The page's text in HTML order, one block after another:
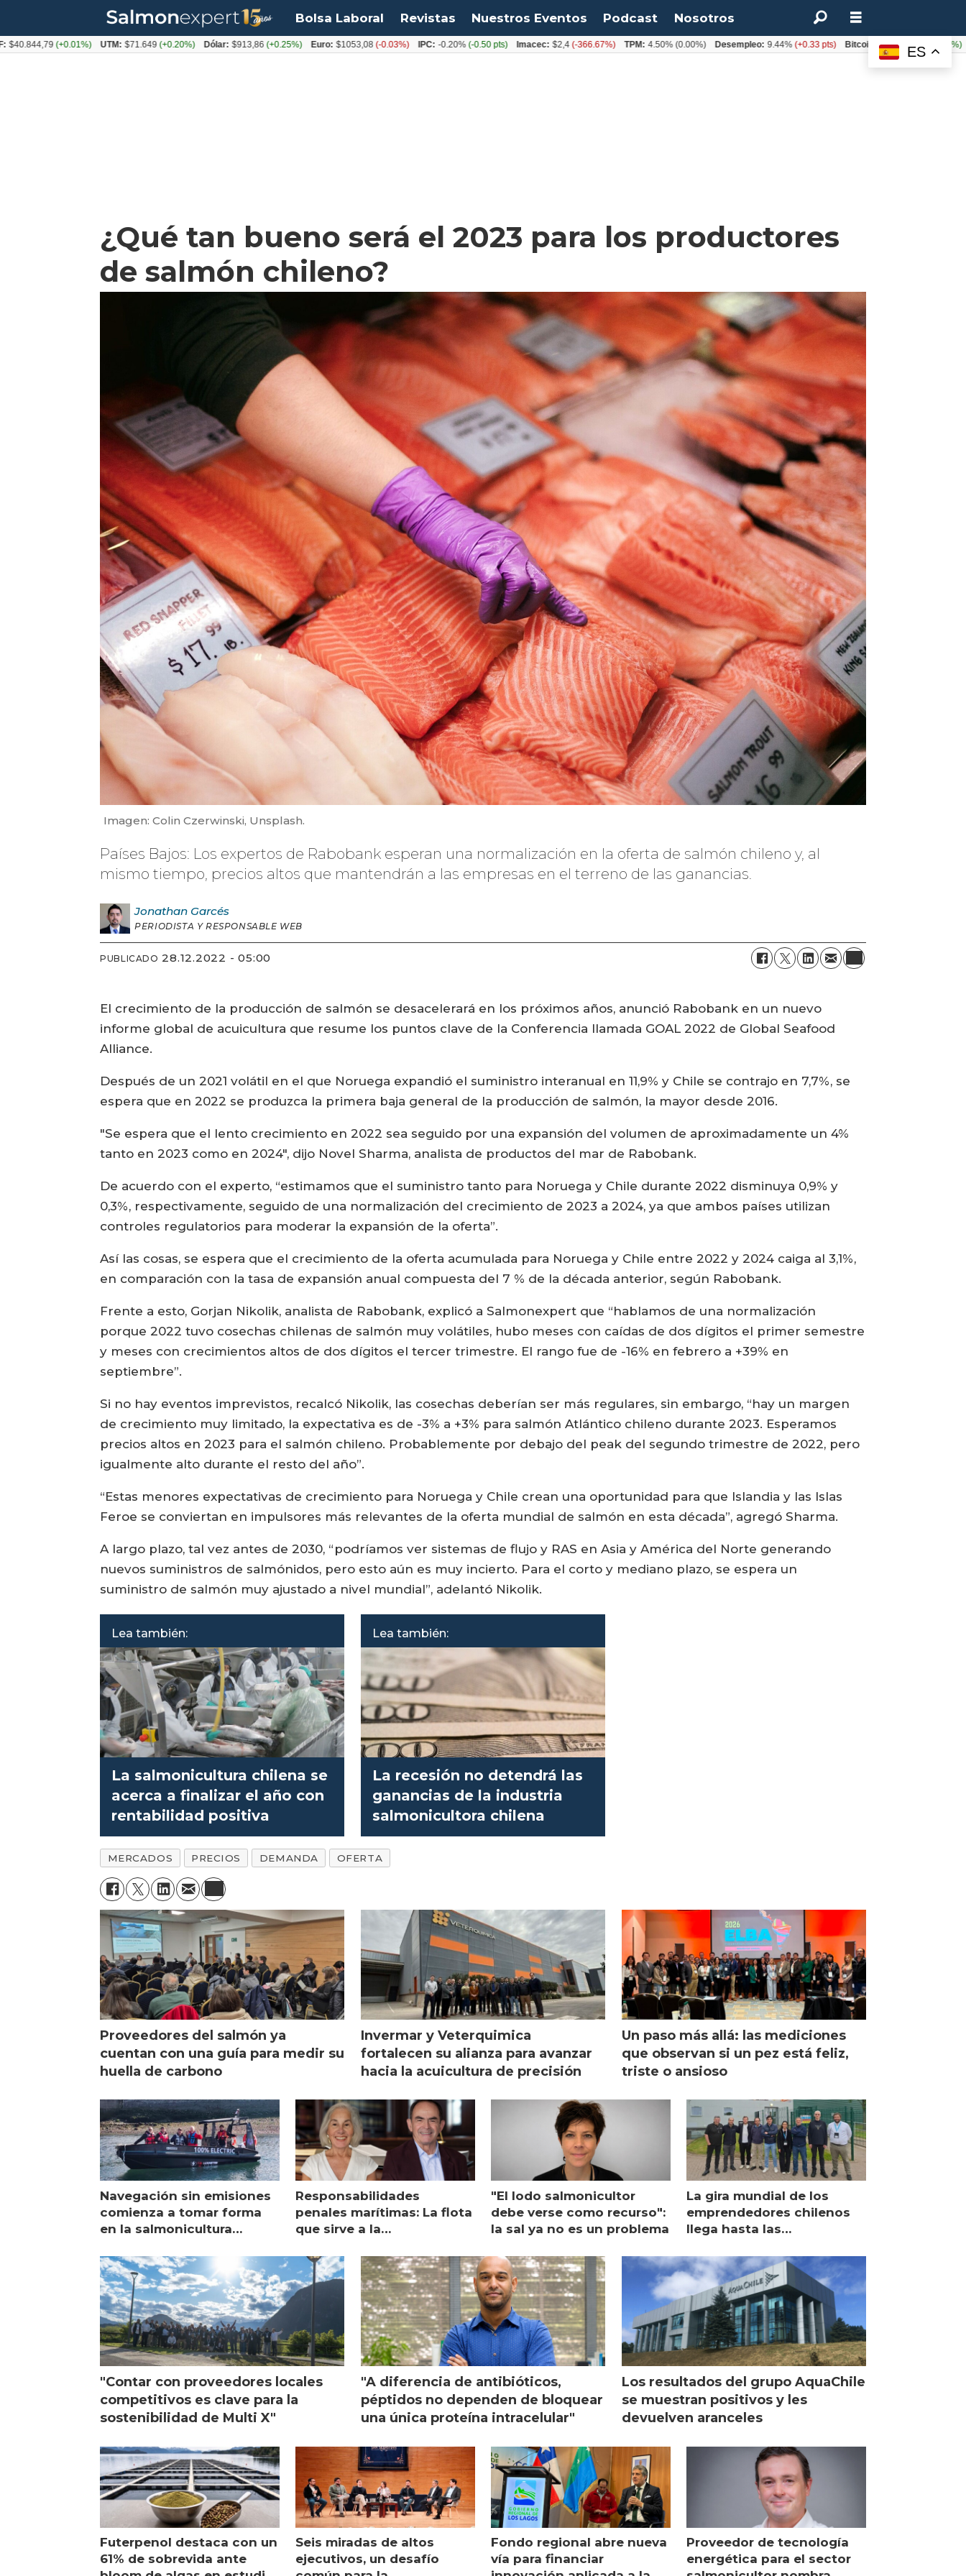
Bolsa Laboral Revistas Nuestros Eventos Podcast Nosotros
¿Qué tan bueno será el 2023 para los productores
de salmón chileno?
Imagen: Colin Czerwinski, Unsplash.
Países Bajos: Los expertos de Rabobank esperan una normalización en la oferta de salmón chileno y, al
mismo tiempo, precios altos que mantendrán a las empresas en el terreno de las ganancias.
Jonathan Garcés
PERIODISTA Y RESPONSABLE WEB
PUBLICADO 28.12.2022 - 05:00
El crecimiento de la producción de salmón se desacelerará en los próximos años, anunció Rabobank en un nuevo
informe global de acuicultura que resume los puntos clave de la Conferencia llamada GOAL 2022 de Global Seafood
Alliance.
Después de un 2021 volátil en el que Noruega expandió el suministro interanual en 11,9% y Chile se contrajo en 7,7%, se
espera que en 2022 se produzca la primera baja general de la producción de salmón, la mayor desde 2016.
"Se espera que el lento crecimiento en 2022 sea seguido por una expansión del volumen de aproximadamente un 4%
tanto en 2023 como en 2024", dijo Novel Sharma, analista de productos del mar de Rabobank.
De acuerdo con el experto, “estimamos que el suministro tanto para Noruega y Chile durante 2022 disminuya 0,9% y
0,3%, respectivamente, seguido de una normalización del crecimiento de 2023 a 2024, ya que ambos países utilizan
controles regulatorios para moderar la expansión de la oferta”.
Así las cosas, se espera que el crecimiento de la oferta acumulada para Noruega y Chile entre 2022 y 2024 caiga al 3,1%,
en comparación con la tasa de expansión anual compuesta del 7 % de la década anterior, según Rabobank.
Frente a esto, Gorjan Nikolik, analista de Rabobank, explicó a Salmonexpert que “hablamos de una normalización
porque 2022 tuvo cosechas chilenas de salmón muy volátiles, hubo meses con caídas de dos dígitos el primer semestre
y meses con crecimientos altos de dos dígitos el tercer trimestre. El rango fue de -16% en febrero a +39% en
septiembre”.
Si no hay eventos imprevistos, recalcó Nikolik, las cosechas deberían ser más regulares, sin embargo, “hay un margen
de crecimiento muy limitado, la expectativa es de -3% a +3% para salmón Atlántico chileno durante 2023. Esperamos
precios altos en 2023 para el salmón chileno. Probablemente por debajo del peak del segundo trimestre de 2022, pero
igualmente alto durante el resto del año”.
“Estas menores expectativas de crecimiento para Noruega y Chile crean una oportunidad para que Islandia y las Islas
Feroe se conviertan en impulsores más relevantes de la oferta mundial de salmón en esta década”, agregó Sharma.
A largo plazo, tal vez antes de 2030, “podríamos ver sistemas de flujo y RAS en Asia y América del Norte generando
nuevos suministros de salmónidos, pero esto aún es muy incierto. Para el corto y mediano plazo, se espera un
suministro de salmón muy ajustado a nivel mundial”, adelantó Nikolik.
Lea también:
La salmonicultura chilena se
acerca a finalizar el año con
rentabilidad positiva
Lea también:
La recesión no detendrá las
ganancias de la industria
salmonicultora chilena
MERCADOS PRECIOS DEMANDA OFERTA
Proveedores del salmón ya
cuentan con una guía para medir su
huella de carbono
Invermar y Veterquimica
fortalecen su alianza para avanzar
hacia la acuicultura de precisión
Un paso más allá: las mediciones
que observan si un pez está feliz,
triste o ansioso
Navegación sin emisiones
comienza a tomar forma
en la salmonicultura
Responsabilidades
penales marítimas: La flota
que sirve a la
visión
"El lodo salmonicultor
debe verse como recurso":
la sal ya no es un problema
La gira mundial de los
emprendedores chilenos
llega hasta las
Escocia
"Contar con proveedores locales
competitivos es clave para la
sostenibilidad de Multi X"
"A diferencia de antibióticos,
péptidos no dependen de bloquear
una única proteína intracelular"
Los resultados del grupo AquaChile
se muestran positivos y les
devuelven aranceles
Futerpenol destaca con un
61% de sobrevida ante
Seis miradas de altos
ejecutivos, un desafío
Fondo regional abre nueva
vía para financiar
Proveedor de tecnología
energética para el sector
ES
(+0.01%) UTM: $71.649(+0.20%) Dólar: $913,86(+0.25%) Euro: $1053,08(-0.03%) IPC: -0.20%(-0.50 pts) Imacec: $2,4(-366.67%) TPM: 4.50%(0.00%) Desempleo: 9.44%(+0.33 pts) Bitcoin: $64.600,08(+2.93%) UF: